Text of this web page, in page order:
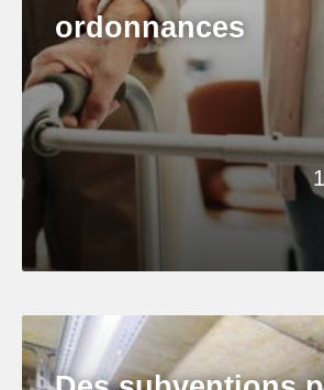
ordonnances